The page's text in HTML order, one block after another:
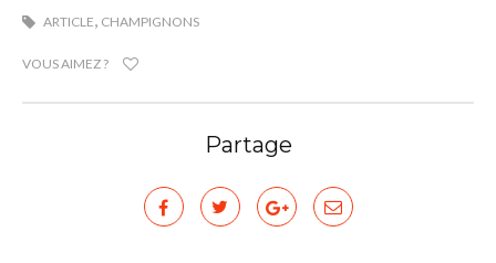
ARTICLE CHAMPIGNONS
VOUS AIMEZ ?
Partage